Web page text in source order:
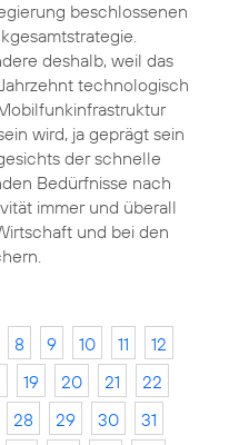
beschlossenen
deshalb, weil das
technologisch
wird, ja geprägt sein
der schnelle
Bedürfnisse nach
immer und überall
und bei den
8 9 10 11
12
19 20 21
22
28 29 30
31